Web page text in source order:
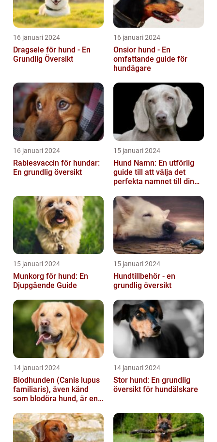
16 januari 2024
Dragsele för hund - En
Grundlig Översikt
16 januari 2024
Onsior hund - En
omfattande guide för
hundägare
16 januari 2024
Rabiesvaccin för hundar:
En grundlig översikt
15 januari 2024
Hund Namn: En utförlig
guide till att välja det
perfekta namnet till din
15 januari 2024
Munkorg för hund: En
Djupgående Guide
15 januari 2024
Hundtillbehör - en
grundlig översikt
14 januari 2024
Blodhunden (Canis lupus
familiaris), även känd
som blodöra hund, är en
kara...
14 januari 2024
Stor hund: En grundlig
översikt för hundälskare